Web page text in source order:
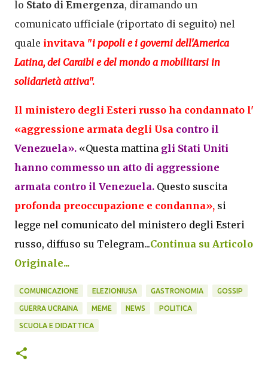
lo Stato di Emergenza, diramando un
comunicato ufficiale (riportato di seguito) nel
quale invitava "i popoli e i governi dell'America
Latina, dei Caraibi e del mondo a mobilitarsi in
solidarietà attiva".
Il ministero degli Esteri russo ha condannato l'
«aggressione armata degli Usa contro il
Venezuela». «Questa mattina gli Stati Uniti
hanno commesso un atto di aggressione
armata contro il Venezuela. Questo suscita
profonda preoccupazione e condanna», si
legge nel comunicato del ministero degli Esteri
russo, diffuso su Telegram...Continua su Articolo
Originale...
COMUNICAZIONE ELEZIONIUSA GASTRONOMIA GOSSIP
GUERRA UCRAINA MEME NEWS POLITICA
SCUOLA E DIDATTICA